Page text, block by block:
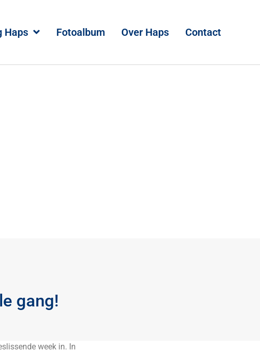
Haps Fotoalbum Over Haps Contact
gang!
week in. In